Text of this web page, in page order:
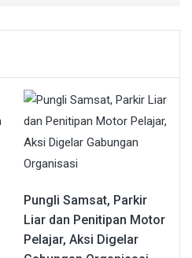
Pungli Samsat, Parkir
Liar dan Penitipan Motor
Pelajar, Aksi Digelar